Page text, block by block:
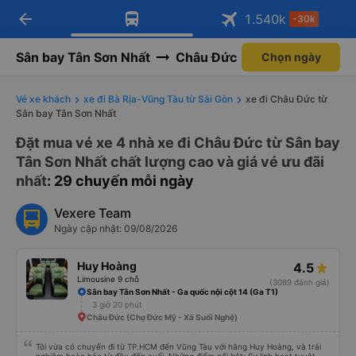
Tải app Vexere ngay!
Nhận ưu đãi thành viên độc
Mở app
Tải app Vexere
-30k/ghế khi đặt vé máy bay qua
Mở app
arrow_back 1.540k -30k
Sân bay Tân Sơn Nhất Châu Đức Chọn ngày
Vé xe khách xe đi Bà Rịa-Vũng Tàu từ Sài Gòn
xe đi Châu Đức từ
Sân bay Tân Sơn Nhất
Đặt mua vé xe 4 nhà xe đi Châu Đức từ Sân bay
Tân Sơn Nhất chất lượng cao và giá vé ưu đãi
nhất: 29 chuyến mỗi ngày
Vexere Team
Ngày cập nhật: 09/08/2026
Huy Hoàng
Limousine 9 chỗ
4.5
(3089 đánh giá)
Sân bay Tân Sơn Nhất - Ga quốc nội cột 14 (Ga T1)
3 giờ 20 phút
Châu Đức (Chợ Đức Mỹ - Xã Suối Nghệ)
Tôi vừa có chuyến đi từ TP.HCM đến Vũng Tàu với hãng Huy Hoàng, và trải